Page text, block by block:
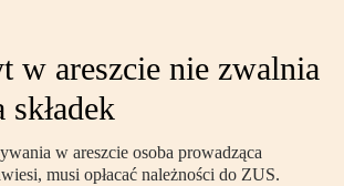
w areszcie nie zwalnia
składek
w areszcie osoba prowadząca
musi opłacać należności do ZUS.